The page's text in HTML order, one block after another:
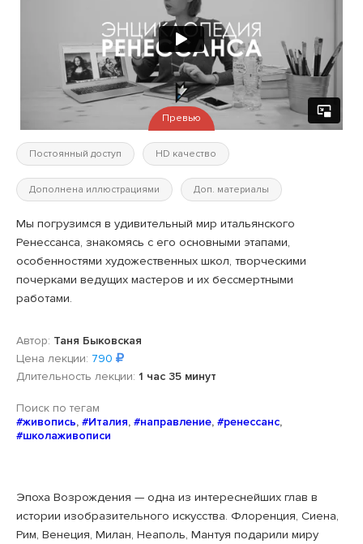
Превью
Постоянный доступ HD качество
Дополнена иллюстрациями Доп. материалы
Мы погрузимся в удивительный мир итальянского
Ренессанса, знакомясь с его основными этапами,
особенностями художественных школ, творческими
почерками ведущих мастеров и их бессмертными
работами.
Автор: Таня Быковская
Цена лекции: 790
Длительность лекции: 1 час 35 минут
Поиск по тегам
#живопись, #Италия, #направление, #ренессанс,
#школаживописи
Эпоха Возрождения — одна из интереснейших глав в
истории изобразительного искусства. Флоренция, Сиена,
Рим, Венеция, Милан, Неаполь, Мантуя подарили миру